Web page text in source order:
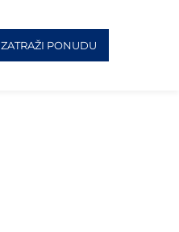
ZATRAŽI PONUDU